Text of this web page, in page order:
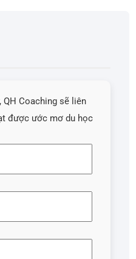
Coaching sẽ liên
được ước mơ du học